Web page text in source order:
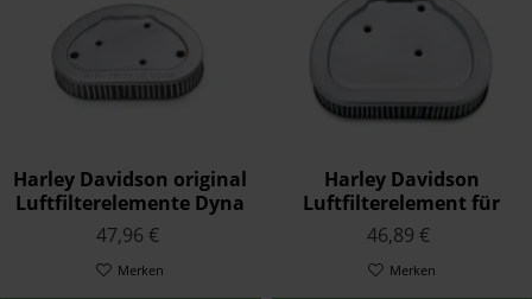
Harley Davidson original
Luftfilterelemente Dyna
Teardrop 29191-08
47,96 €
Merken
Harley Davidson
Luftfilterelement für
Twin Cam Modelle
29400042
46,89 €
Merken